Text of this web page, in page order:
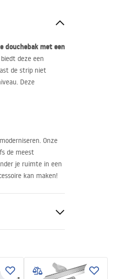
douchebak met een
deze een
de strip niet
Deze
Onze
de meest
je ruimte in een
kan maken!